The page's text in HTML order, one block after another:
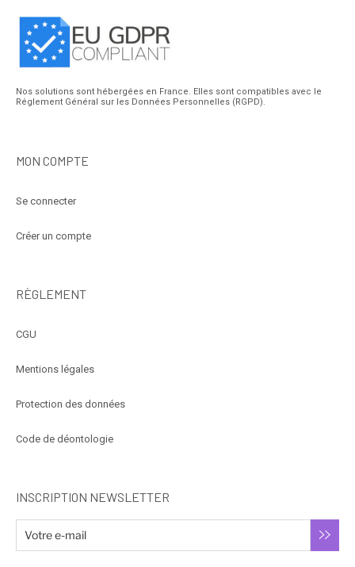
Nos solutions sont hébergées en France. Elles sont compatibles avec le
Réglement Général sur les Données Personnelles (RGPD).
MON COMPTE
Se connecter
Créer un compte
RÈGLEMENT
CGU
Mentions légales
Protection des données
Code de déontologie
INSCRIPTION NEWSLETTER